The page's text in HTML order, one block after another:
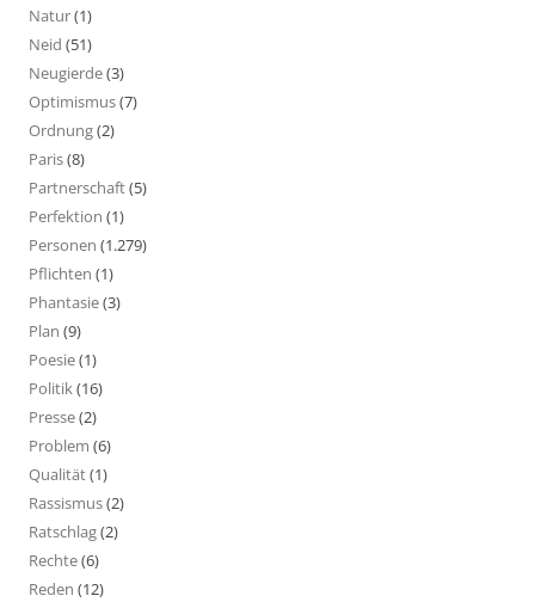
Natur(1)
Neid (51)
Neugierde(3)
Optimismus(7)
Ordnung(2)
Paris(8)
Partnerschaft(5)
Perfektion (1)
Personen (1.279)
Pflichten (1)
Phantasie(3)
Plan (9)
Poesie(1)
Politik(16)
Presse(2)
Problem (6)
Qualität(1)
Rassismus(2)
Ratschlag(2)
Rechte(6)
Reden (12)